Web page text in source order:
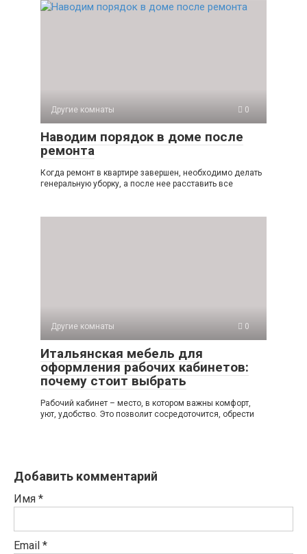
Другие комнаты 0
Наводим порядок в доме после
ремонта
Когда ремонт в квартире завершен, необходимо делать
генеральную уборку, а после нее расставить все
Другие комнаты 0
Итальянская мебель для
оформления рабочих кабинетов:
почему стоит выбрать
Рабочий кабинет – место, в котором важны комфорт,
уют, удобство. Это позволит сосредоточится, обрести
Добавить комментарий
Имя *
Email *